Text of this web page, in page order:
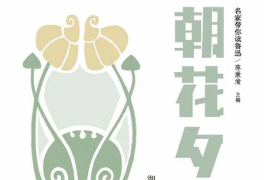
美食蛋糕 養生保健 民生用品
居家生活 3C家電 親子玩具
女裝 情趣用品
日本購物 電子/紙本書
HOT